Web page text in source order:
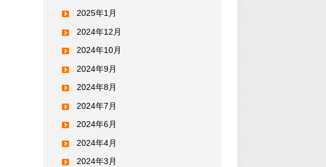
2025年1月
2024年12月
2024年10月
2024年9月
2024年8月
2024年7月
2024年6月
2024年4月
2024年3月